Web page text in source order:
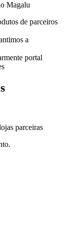
Magalu
de parceiros
a
portal
parceiras